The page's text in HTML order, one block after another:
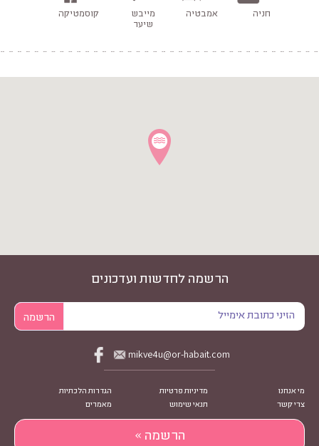
חניה אמבטיה
מייבש
שיער
קוסמטיקה
הרשמה לחדשות ועדכונים
mikve4u@or-habait.com
מי אנחנו
צרי קשר
מדיניות פרטיות
תנאי שימוש
הגדרות הלכתיות
מאמרים
הרשמה »